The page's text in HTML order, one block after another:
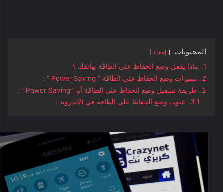
المحتويات إخفاء
1.
ماذا يفعل وضع الحفاظ على الطاقة بهاتفك ؟
2.
مميزات وضع الحفاظ على الطاقة ” Power Saving ” :
3.
طريقة تشغيل وضع الحفاظ على الطاقة أو ” Power Saving ” :
3.1.
عيوب وضع الحفاظ على الطاقة في الاندرويد :